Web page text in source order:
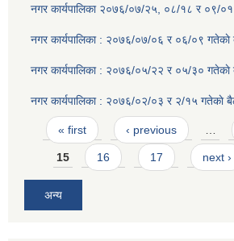
नगर कार्यपालिका २०७६/०७/२५, ०८/१८ र ०९/
नगर कार्यपालिका : २०७६/०७/०६ र ०६/०९ गतेकाे
नगर कार्यपालिका : २०७६/०५/२२ र ०५/३० गतेकाे
नगर कार्यपालिका : २०७६/०२/०३ र २/१५ गतेकाे
Pages
« first ‹ previous …
15 16 17 next ›
अन्य